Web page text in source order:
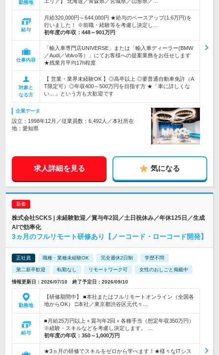
勤務地
給与
月給320,000円～644,000円 ★給与のベースアップ(1.6万円)を
行いました！ ※前職・経験等を考慮し決定し…
初年度の年収： 448～901万円
仕事内容
「輸入車専門店UNIVERSE」または「輸入車ディーラー(BMW
／Audi／Volvo等）」にてお客様への提案業務をお任せします
★残業月平均17h程度
対象と
なる方
【 営業・業界未経験OK 】◎高卒以上 ◎要普通自動車免許（A
T限定可）◎年収400～500万円を目指す方 ★「車に詳しくな
い…」という方も大歓迎です
企業データ
設立：1998年12月／従業員数：6,492人／本社所在
地：愛知県
求人詳細を見る 気になる
株式会社SCKS | 未経験歓迎／賞与年2回／土日祝休み／年休125日／生成
AIで効率化
3ヵ月のフルリモート研修あり【ノーコード・ローコード開発】
正社員 職種・業種未経験OK 完全週休2日制 学歴不問
第二新卒歓迎 転勤なし リモートワーク可 女性のおしごと掲載中
情報更新日：2026/07/10 終了予定日：2026/09/10
勤務地
【研修期間中】 ■本社またはフルリモートオンライン（全国各
地からOK） □本社／東京都渋谷区元代々…
給与
■月給25万円以上＋賞与年2回＋各種手当（想定年収350万円）
※経験・スキルなどを考慮し決定します。 …
初年度の年収： 350～1,000万円
★3ヵ月の研修でスキルをゼロから学べます！★様々なITシス